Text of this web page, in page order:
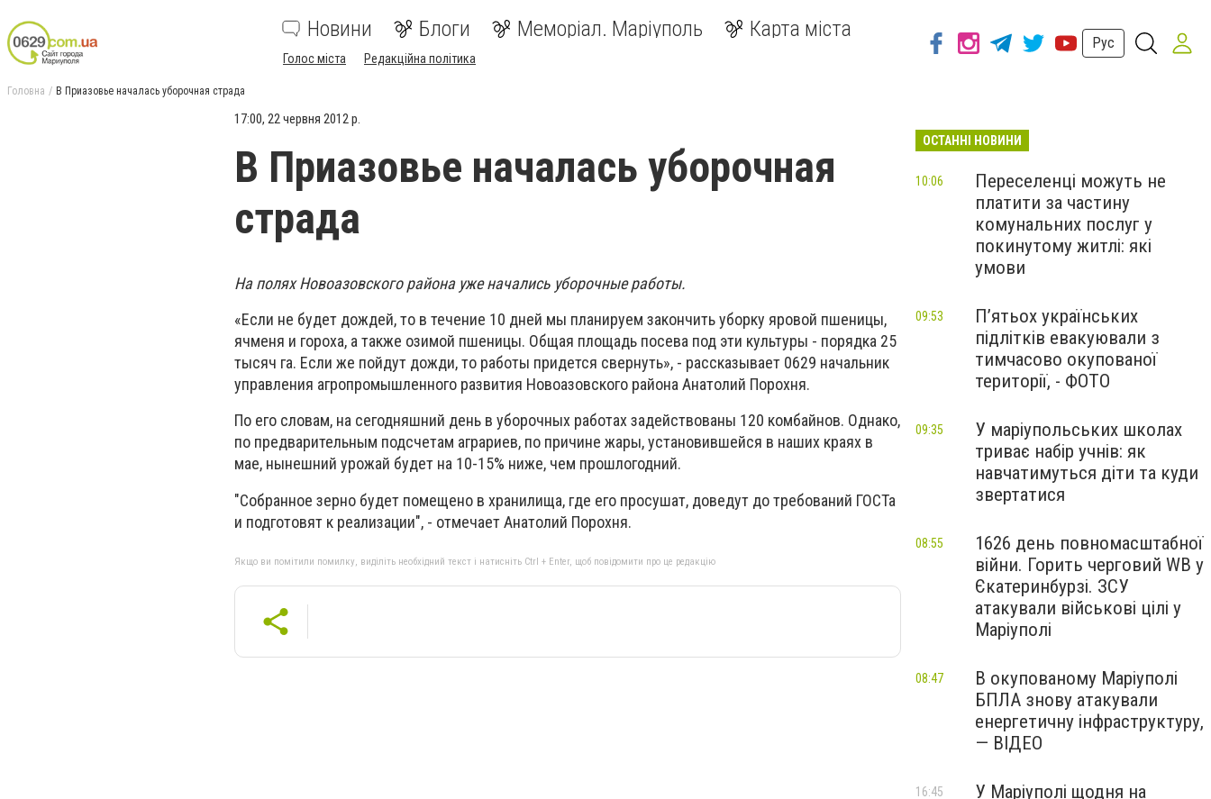
Новини Блоги Меморіал. Маріуполь Карта міста
Голос міста Редакційна політика
Рус
Головна В Приазовье началась уборочная страда
17:00, 22 червня 2012 р.
В Приазовье началась уборочная
страда
На полях Новоазовского района уже начались уборочные работы.
«Если не будет дождей, то в течение 10 дней мы планируем закончить уборку яровой пшеницы,
ячменя и гороха, а также озимой пшеницы. Общая площадь посева под эти культуры - порядка 25
тысяч га. Если же пойдут дожди, то работы придется свернуть», - рассказывает 0629 начальник
управления агропромышленного развития Новоазовского района Анатолий Порохня.
По его словам, на сегодняшний день в уборочных работах задействованы 120 комбайнов. Однако,
по предварительным подсчетам аграриев, по причине жары, установившейся в наших краях в
мае, нынешний урожай будет на 10-15% ниже, чем прошлогодний.
"Собранное зерно будет помещено в хранилища, где его просушат, доведут до требований ГОСТа
и подготовят к реализации", - отмечает Анатолий Порохня.
Якщо ви помітили помилку, виділіть необхідний текст і натисніть Ctrl + Enter, щоб повідомити про це редакцію
ОСТАННІ НОВИНИ
Переселенці можуть не
платити за частину
комунальних послуг у
покинутому житлі: які
умови
10:06
П’ятьох українських
підлітків евакуювали з
тимчасово окупованої
території, - ФОТО
09:53
У маріупольських школах
триває набір учнів: як
навчатимуться діти та куди
звертатися
09:35
1626 день повномасштабної
війни. Горить черговий WB у
Єкатеринбурзі. ЗСУ
атакували військові цілі у
Маріуполі
08:55
В окупованому Маріуполі
БПЛА знову атакували
енергетичну інфраструктуру,
— ВІДЕО
08:47
У Маріуполі щодня на
16:45